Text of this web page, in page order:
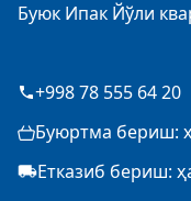
Буюк Ипак Йўли
+998 78 555 64 20
Буюртма бериш:
Етказиб бериш: